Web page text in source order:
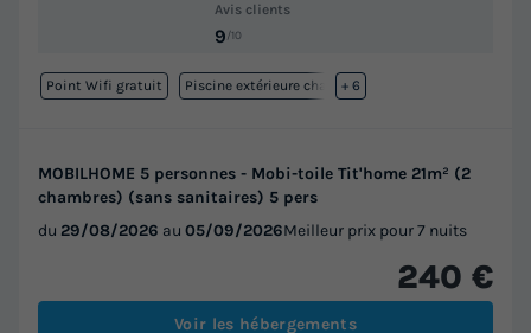
Avis clients
9/10
Point Wifi gratuit Piscine extérieure chauffée
+ 6
MOBILHOME 5 personnes - Mobi-toile Tit'home 21m² (2
chambres) (sans sanitaires) 5 pers
du 29/08/2026 au 05/09/2026Meilleur prix pour 7 nuits
240 €
Voir les hébergements